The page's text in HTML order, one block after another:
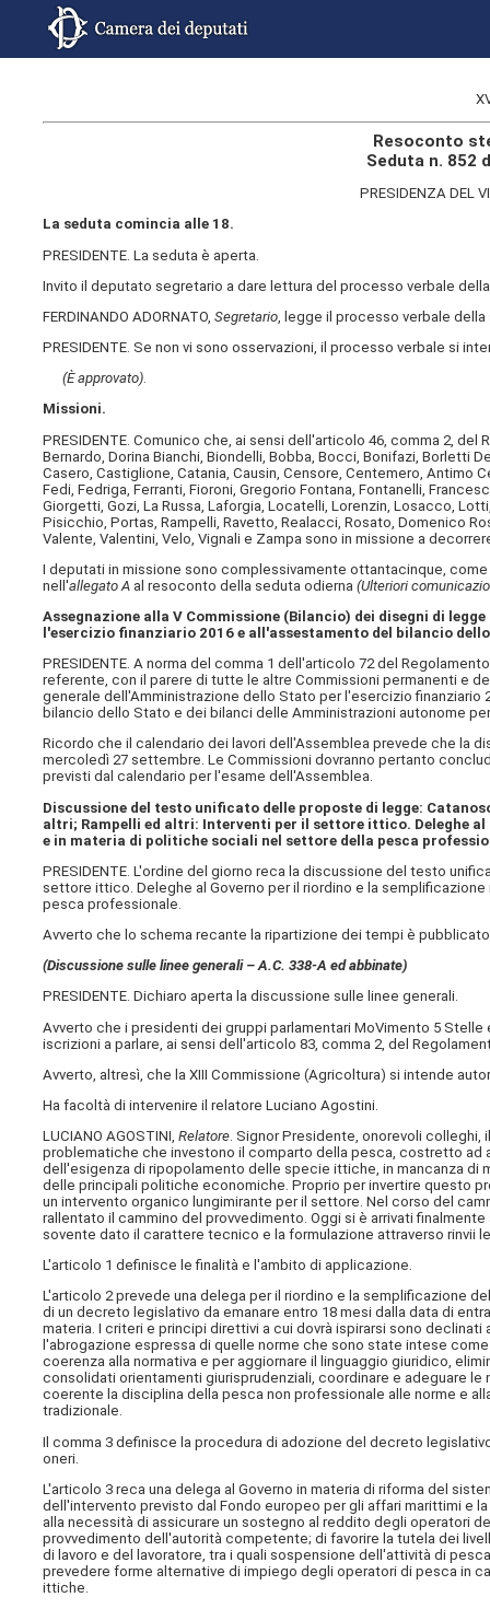
Resoconto
Seduta n. 852
PRESIDENZA DEL
La seduta comincia alle 18.
PRESIDENTE. La seduta è aperta.
Invito il deputato segretario a dare lettura del processo verbale
FERDINANDO ADORNATO,Segretario , legge il processo verbale
PRESIDENTE. Se non vi sono osservazioni, il processo verbale si
(È approvato).
Missioni.
PRESIDENTE. Comunico che, ai sensi dell'articolo 46, comma 2,
Bernardo, Dorina Bianchi, Biondelli, Bobba, Bocci, Bonifazi, Borletti
Casero, Castiglione, Catania, Causin, Censore, Centemero, Antimo
Fedi, Fedriga, Ferranti, Fioroni, Gregorio Fontana, Fontanelli,
Giorgetti, Gozi, La Russa, Laforgia, Locatelli, Lorenzin, Losacco,
Pisicchio, Portas, Rampelli, Ravetto, Realacci, Rosato, Domenico
Valente, Valentini, Velo, Vignali e Zampa sono in missione a
I deputati in missione sono complessivamente ottantacinque,
nell'allegato A al resoconto della seduta odierna(Ulteriori
Assegnazione alla V Commissione (Bilancio) dei disegni di
l'esercizio finanziario 2016 e all'assestamento del bilancio
PRESIDENTE. A norma del comma 1 dell'articolo 72 del
referente, con il parere di tutte le altre Commissioni permanenti e
generale dell'Amministrazione dello Stato per l'esercizio finanziario
bilancio dello Stato e dei bilanci delle Amministrazioni autonome
Ricordo che il calendario dei lavori dell'Assemblea prevede che la
mercoledì 27 settembre. Le Commissioni dovranno pertanto
previsti dal calendario per l'esame dell'Assemblea.
Discussione del testo unificato delle proposte di legge:
altri; Rampelli ed altri: Interventi per il settore ittico. Deleghe
e in materia di politiche sociali nel settore della pesca
PRESIDENTE. L'ordine del giorno reca la discussione del testo
settore ittico. Deleghe al Governo per il riordino e la
pesca professionale.
Avverto che lo schema recante la ripartizione dei tempi è
(Discussione sulle linee generali – A.C. 338-A ed abbinate)
PRESIDENTE. Dichiaro aperta la discussione sulle linee generali.
Avverto che i presidenti dei gruppi parlamentari MoVimento 5
iscrizioni a parlare, ai sensi dell'articolo 83, comma 2, del
Avverto, altresì, che la XIII Commissione (Agricoltura) si intende
Ha facoltà di intervenire il relatore Luciano Agostini.
LUCIANO AGOSTINI,Relatore. Signor Presidente, onorevoli colleghi,
problematiche che investono il comparto della pesca, costretto ad
dell'esigenza di ripopolamento delle specie ittiche, in mancanza
delle principali politiche economiche. Proprio per invertire questo
un intervento organico lungimirante per il settore. Nel corso del
rallentato il cammino del provvedimento. Oggi si è arrivati
sovente dato il carattere tecnico e la formulazione attraverso rinvii
L'articolo 1 definisce le finalità e l'ambito di applicazione.
L'articolo 2 prevede una delega per il riordino e la semplificazione
di un decreto legislativo da emanare entro 18 mesi dalla data di
materia. I criteri e principi direttivi a cui dovrà ispirarsi sono
l'abrogazione espressa di quelle norme che sono state intese
coerenza alla normativa e per aggiornare il linguaggio giuridico,
consolidati orientamenti giurisprudenziali, coordinare e adeguare
coerente la disciplina della pesca non professionale alle norme e
tradizionale.
Il comma 3 definisce la procedura di adozione del decreto
oneri.
L'articolo 3 reca una delega al Governo in materia di riforma del
dell'intervento previsto dal Fondo europeo per gli affari marittimi e
alla necessità di assicurare un sostegno al reddito degli operatori
provvedimento dell'autorità competente; di favorire la tutela dei
di lavoro e del lavoratore, tra i quali sospensione dell'attività di
prevedere forme alternative di impiego degli operatori di pesca in
ittiche.